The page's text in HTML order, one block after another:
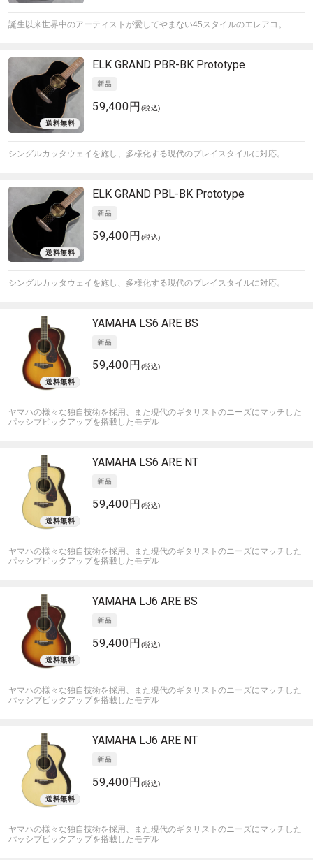
誕生以来世界中のアーティストが愛してやまない45スタイルのエレアコ。
ELK GRAND PBR-BK Prototype
59,400円 (税込)
シングルカッタウェイを施し、多様化する現代のプレイスタイルに対応。
ELK GRAND PBL-BK Prototype
59,400円 (税込)
シングルカッタウェイを施し、多様化する現代のプレイスタイルに対応。
YAMAHA LS6 ARE BS
59,400円 (税込)
ヤマハの様々な独自技術を採用、また現代のギタリストのニーズにマッチした
パッシブピックアップを搭載したモデル
YAMAHA LS6 ARE NT
59,400円 (税込)
ヤマハの様々な独自技術を採用、また現代のギタリストのニーズにマッチした
パッシブピックアップを搭載したモデル
YAMAHA LJ6 ARE BS
59,400円 (税込)
ヤマハの様々な独自技術を採用、また現代のギタリストのニーズにマッチした
パッシブピックアップを搭載したモデル
YAMAHA LJ6 ARE NT
59,400円 (税込)
ヤマハの様々な独自技術を採用、また現代のギタリストのニーズにマッチした
パッシブピックアップを搭載したモデル